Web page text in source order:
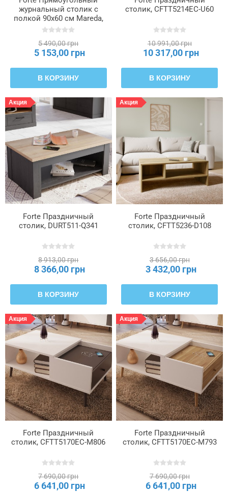
журнальный столик с
полкой 90x60 см Mareda,
дуб «Валенсия»,
5 490,00 грн
5 153,00 грн
В КОРЗИНУ
столик, CFTT5214EC-U60
10 991,00 грн
10 317,00 грн
В КОРЗИНУ
Акция
Forte Праздничный
столик, DURT511-Q341
8 913,00 грн
8 366,00 грн
В КОРЗИНУ
Акция
Forte Праздничный
столик, CFTT5236-D108
3 656,00 грн
3 432,00 грн
В КОРЗИНУ
Акция
Forte Праздничный
столик, CFTT5170EC-M806
7 690,00 грн
6 641,00 грн
Акция
Forte Праздничный
столик, CFTT5170EC-M793
7 690,00 грн
6 641,00 грн